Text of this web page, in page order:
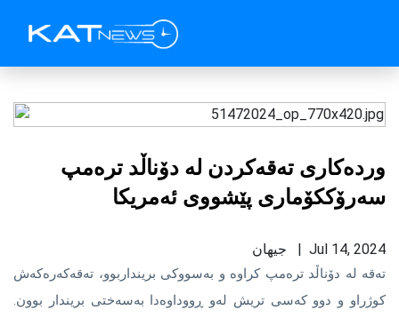
وردەکاری تەقەکردن لە دۆناڵد ترەمپ
سەرۆککۆماری پێشووی ئەمریکا
Jul 14, 2024 | جیهان
تەقە لە دۆناڵد ترەمپ کراوە و بەسووکی برینداربوو، تەقەکەرەکەش
کوژراو و دوو کەسی تریش لەو ڕووداوەدا بەسەختی بریندار بوون.